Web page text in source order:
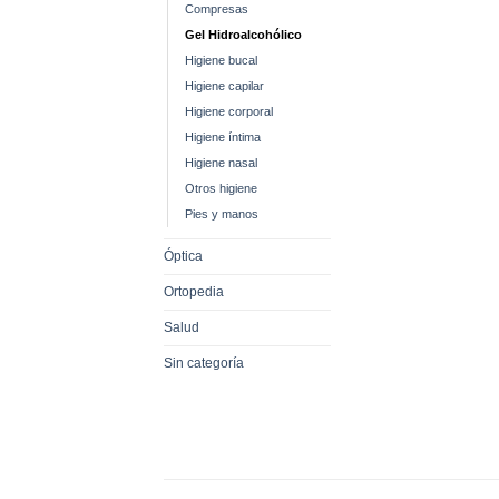
Compresas
Gel Hidroalcohólico
Higiene bucal
Higiene capilar
Higiene corporal
Higiene íntima
Higiene nasal
Otros higiene
Pies y manos
Óptica
Ortopedia
Salud
Sin categoría